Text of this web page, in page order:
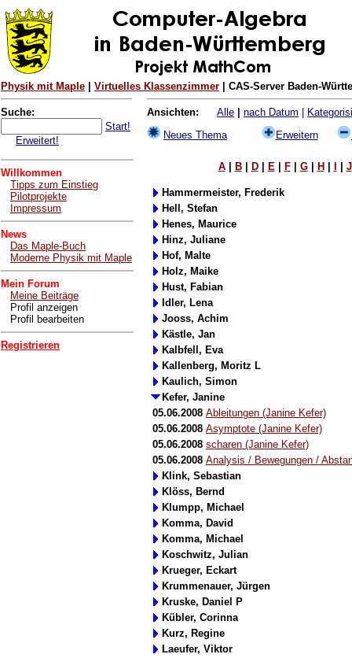
Physik mit Maple Virtuelles Klassenzimmer | CAS-Server Baden-
Suche:
Start!
Erweitert!
Willkommen
Tipps zum Einstieg
Pilotprojekte
Impressum
News
Das Maple-Buch
Moderne Physik mit Maple
Mein Forum
Meine Beiträge
Profil anzeigen
Profil bearbeiten
Registrieren
Ansichten: Alle nach Datum
Neues Thema
Erweitern
A| B| D| E| F| G| H J
Hammermeister, Frederik
Hell, Stefan
Henes, Maurice
Hinz, Juliane
Hof, Malte
Holz, Maike
Hust, Fabian
Idler, Lena
Jooss, Achim
Kästle, Jan
Kalbfell, Eva
Kallenberg, Moritz L
Kaulich, Simon
Kefer, Janine
05.06.2008 Ableitungen (Janine Kefer)
05.06.2008 Asymptote (Janine Kefer)
05.06.2008 scharen (Janine Kefer)
05.06.2008 Analysis / Bewegungen /
Klink, Sebastian
Klöss, Bernd
Klumpp, Michael
Komma, David
Komma, Michael
Koschwitz, Julian
Krueger, Eckart
Krummenauer, Jürgen
Kruske, Daniel P
Kübler, Corinna
Kurz, Regine
Laeufer, Viktor